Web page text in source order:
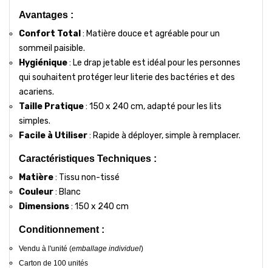
Avantages :
Confort Total : Matière douce et agréable pour un
sommeil paisible.
Hygiénique: Le drap jetable est idéal pour les personnes
qui souhaitent protéger leur literie des bactéries et des
acariens.
Taille Pratique: 150 x 240 cm, adapté pour les lits
simples.
Facile à Utiliser: Rapide à déployer, simple à remplacer.
Caractéristiques Techniques :
Matière: Tissu non-tissé
Couleur: Blanc
Dimensions: 150 x 240 cm
Conditionnement :
Vendu à l'unité (emballage individuel)
Carton de 100 unités